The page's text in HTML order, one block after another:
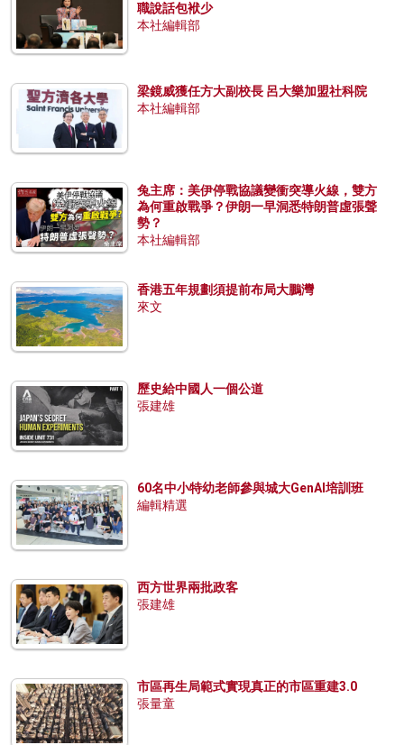
職說話包袱少
本社編輯部
梁鏡威獲任方大副校長 呂大樂加盟社科院
本社編輯部
兔主席：美伊停戰協議變衝突導火線，雙方
為何重啟戰爭？伊朗一早洞悉特朗普虛張聲
勢？
本社編輯部
香港五年規劃須提前布局大鵬灣
來文
歷史給中國人一個公道
張建雄
60名中小特幼老師參與城大GenAI培訓班
編輯精選
西方世界兩批政客
張建雄
市區再生局範式實現真正的市區重建3.0
張量童